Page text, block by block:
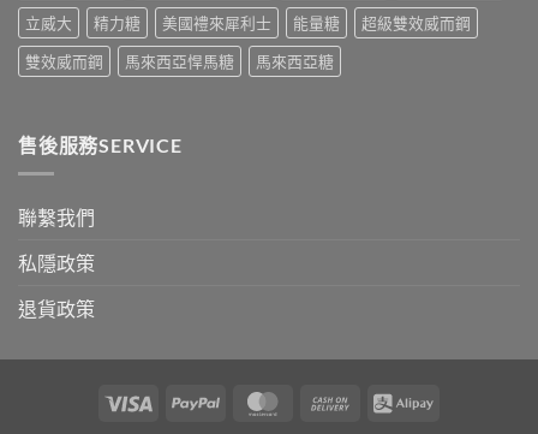
指
南：
30
分
效、
最
小
正
確
法
香
立威大
精力糖 美國禮來犀利士 能量糖
超級雙效威而鋼
雙效威而鋼
馬來西亞悍馬糖 馬來西亞糖
售後服務SERVICE
聯繫我們
私隱政策
退貨政策
Visa PayPal MasterCardCash
Alipay